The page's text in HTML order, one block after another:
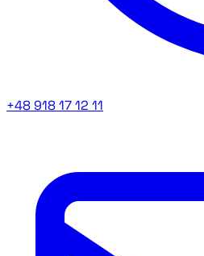
+48 918 17 12 11